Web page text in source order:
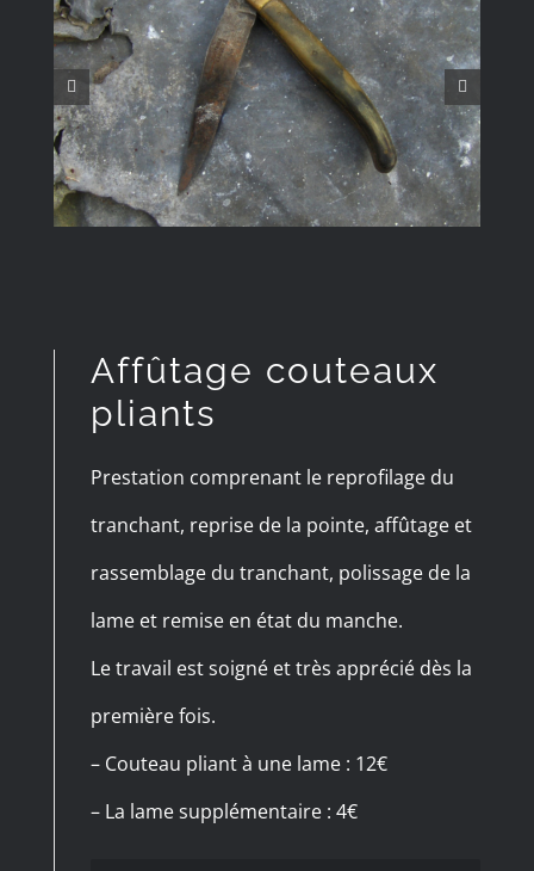
Affûtage couteaux
pliants
Prestation comprenant le reprofilage du
tranchant, reprise de la pointe, affûtage et
rassemblage du tranchant, polissage de la
lame et remise en état du manche.
Le travail est soigné et très apprécié dès la
première fois.
– Couteau pliant à une lame : 12€
– La lame supplémentaire : 4€